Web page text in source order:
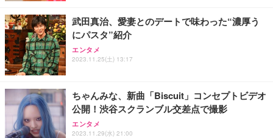
武田真治、愛妻とのデートで味わった“濃厚う
にパスタ”紹介
エンタメ
2023.11.25(土) 13:17
ちゃんみな、新曲「Biscuit」コンセプトビデオ
公開！渋谷スクランブル交差点で撮影
エンタメ
2023.11.29(水) 21:00